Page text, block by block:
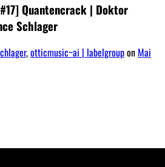
Quantencrack | Doktor
Schlager
,otticmusic~ai | labelgroupon Mai